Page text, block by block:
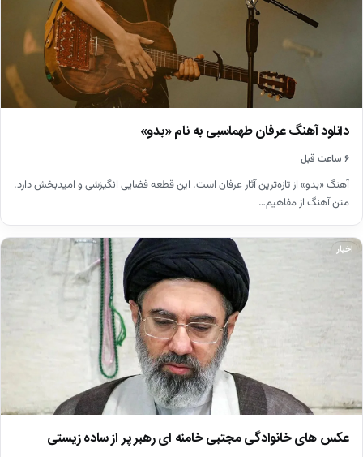
دانلود آهنگ عرفان طهماسبی به نام «بدو»
۶ ساعت قبل
آهنگ «بدو» از تازه‌ترین آثار عرفان است. این قطعه فضایی انگیزشی و امیدبخش دارد.
متن آهنگ از مفاهیم…
اخبار
عکس های خانوادگی مجتبی خامنه ای رهبر پر از ساده زیستی